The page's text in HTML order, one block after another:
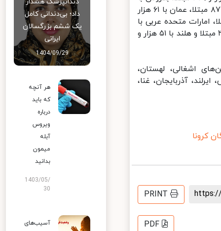
۶۵ هزار و ۴۴۳ مبتلا، قزاقستان با ۶۳ هزار و ۵۱۴ مبتلا، بلژیک با ۶۲ هزار و ۸۷۲ مبتلا، عمان با ۶۱ هزار
۵۸ هزار و ۸۵۰ مبتلا، کویت با ۵۶ هزار و ۸۷۷ مبتلا، امارات متحده عربی با
۵۵ هزار و ۸۴۸ مبتلا، اوکراین با ۵۵ هزار و ۶۰۷ مبتلا، بولیوی با ۵۲ هزار و ۲۱۸ مبتلا و هلند با ۵۱ هزار و
اشغالی، لهستان،
آذربایجان، غنا،
کرونا
PRINT
PDF
داد؛ بی‌دندانی کامل
یک ششم بزرگسالان
ایرانی
1404/09/29
هر آنچه
که باید
درباره
ویروس
آبله
میمون
بدانید
1403/05/
30
آسیب‌های